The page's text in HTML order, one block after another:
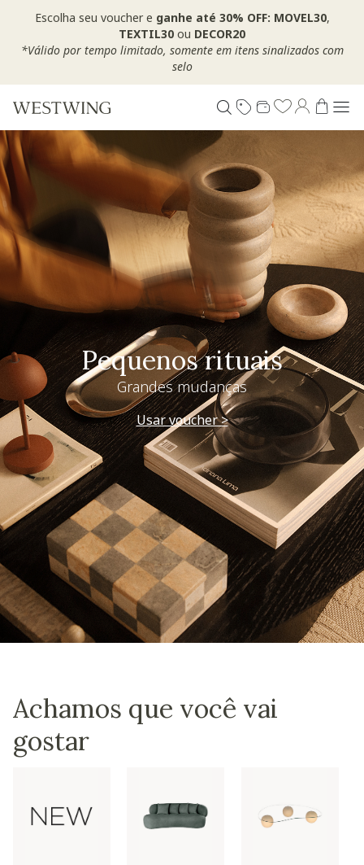
Escolha seu voucher e ganhe até 30% OFF: MOVEL30,
TEXTIL30 ou DECOR20
*Válido por tempo limitado, somente em itens sinalizados com
selo
Pequenos rituais
Grandes mudanças
Usar voucher >
Achamos que você vai
gostar